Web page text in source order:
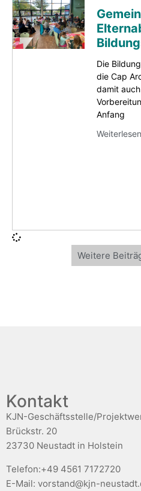
Die
die Cap
damit
Anfang
Weitere
Kontakt
KJN-Geschäftsstelle/
Brückstr. 20
23730 Neustadt in Holstein
Telefon:+49 4561 7172720
E-Mail: vorstand@kjn-